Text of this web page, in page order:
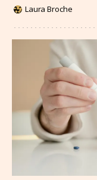
Laura Broche